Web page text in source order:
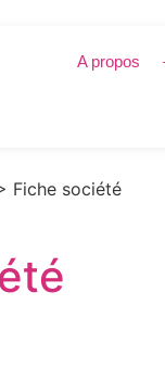
A propos
Fiche société